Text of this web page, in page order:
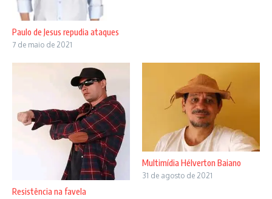
Paulo de Jesus repudia ataques
7 de maio de 2021
Resistência na favela
Multimídia Hélverton Baiano
31 de agosto de 2021